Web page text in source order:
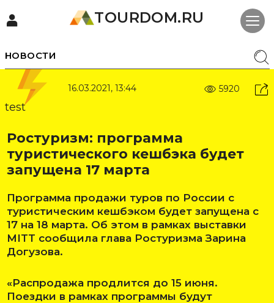
TOURDOM.RU
НОВОСТИ
16.03.2021, 13:44 5920
test
Ростуризм: программа
туристического кешбэка будет
запущена 17 марта
Программа продажи туров по России с
туристическим кешбэком будет запущена с
17 на 18 марта. Об этом в рамках выставки
MITT сообщила глава Ростуризма Зарина
Догузова.
«Распродажа продлится до 15 июня.
Поездки в рамках программы будут